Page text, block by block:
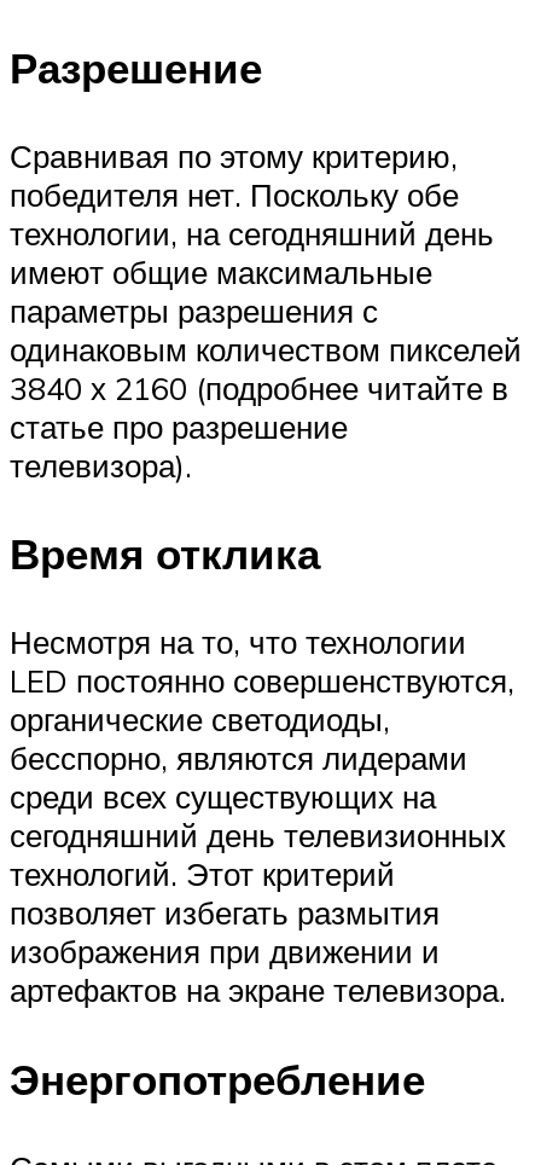
Разрешение
Сравнивая по этому критерию,
победителя нет. Поскольку обе
технологии, на сегодняшний день
имеют общие максимальные
параметры разрешения с
одинаковым количеством пикселей
3840 х 2160 (подробнее читайте в
статье про разрешение
телевизора).
Время отклика
Несмотря на то, что технологии
LED постоянно совершенствуются,
органические светодиоды,
бесспорно, являются лидерами
среди всех существующих на
сегодняшний день телевизионных
технологий. Этот критерий
позволяет избегать размытия
изображения при движении и
артефактов на экране телевизора.
Энергопотребление